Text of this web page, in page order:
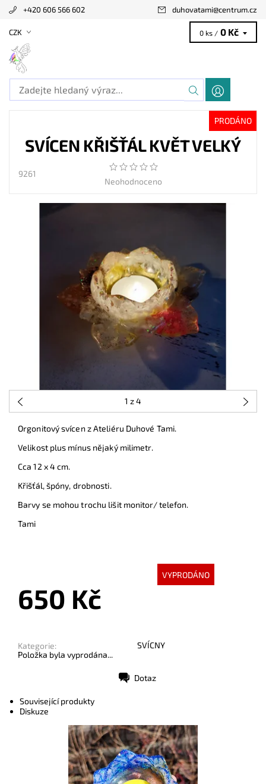
+420 606 566 602 duhovatami@centrum.cz
CZK 0 ks / 0 Kč
PRODÁNO
SVÍCEN KŘIŠŤÁL KVĚT VELKÝ
9261
Neohodnoceno
1 z 4
Orgonitový svícen z Ateliéru Duhové Tami.
Velikost plus mínus nějaký milimetr.
Cca 12 x 4 cm.
Křišťál, špóny, drobnosti.
Barvy se mohou trochu lišit monitor/ telefon.
Tami
VYPRODÁNO
650 Kč
Kategorie:
SVÍCNY
Položka byla vyprodána...
Dotaz
Související produkty
Diskuze
Dostupnost:
Skladem
7876